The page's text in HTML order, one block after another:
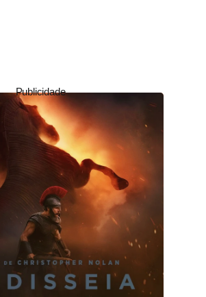
Publicidade